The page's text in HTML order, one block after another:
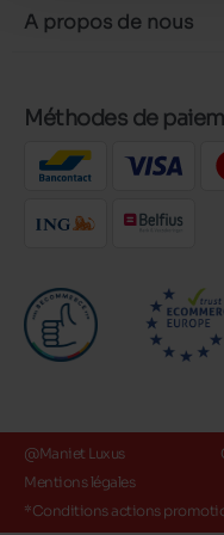
A propos de nous
Méthodes de
@Maniet Luxus
Mentions légales
*Conditions actions